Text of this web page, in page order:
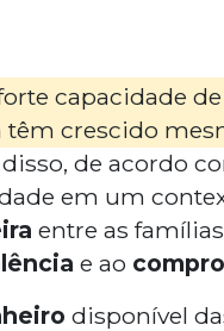
capacidade
têm crescido
de acordo
em um
entre as
e ao
disponível